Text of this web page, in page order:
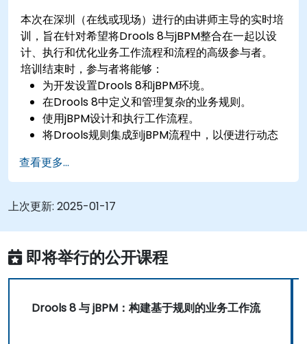
本次在深圳（在线或现场）进行的由讲师主导的实时培
训，旨在针对希望将Drools 8与jBPM整合在一起以设
计、执行和优化业务工作流程和流程的高级参与者。
培训结束时，参与者将能够：
为开发设置Drools 8和jBPM环境。
在Drools 8中定义和管理复杂的业务规则。
使用jBPM设计和执行工作流程。
将Drools规则集成到jBPM流程中，以便进行动态
优化和排除以规则为导向的工作流程的故障。
查看更多...
上次更新: 2025-01-17
即将举行的公开课程
Drools 8 与 jBPM：构建基于规则的业务工作流